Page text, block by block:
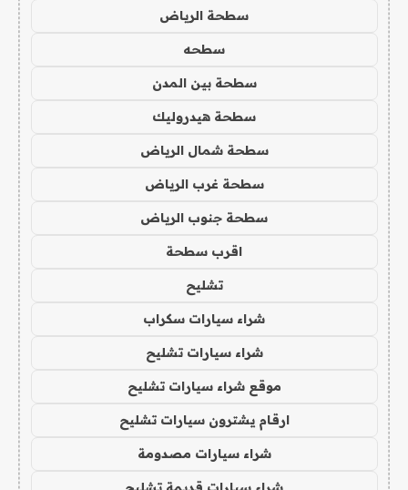
سطحة الرياض
سطحه
سطحة بين المدن
سطحة هيدروليك
سطحة شمال الرياض
سطحة غرب الرياض
سطحة جنوب الرياض
اقرب سطحة
تشليح
شراء سيارات سكراب
شراء سيارات تشليح
موقع شراء سيارات تشليح
ارقام يشترون سيارات تشليح
شراء سيارات مصدومة